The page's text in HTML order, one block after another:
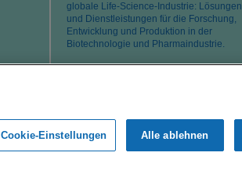
globale Life-Science-Industrie: Lösungen
und Dienstleistungen für die Forschung,
Entwicklung und Produktion in der
Biotechnologie und Pharmaindustrie.
Cookie-Einstellungen Alle ablehnen